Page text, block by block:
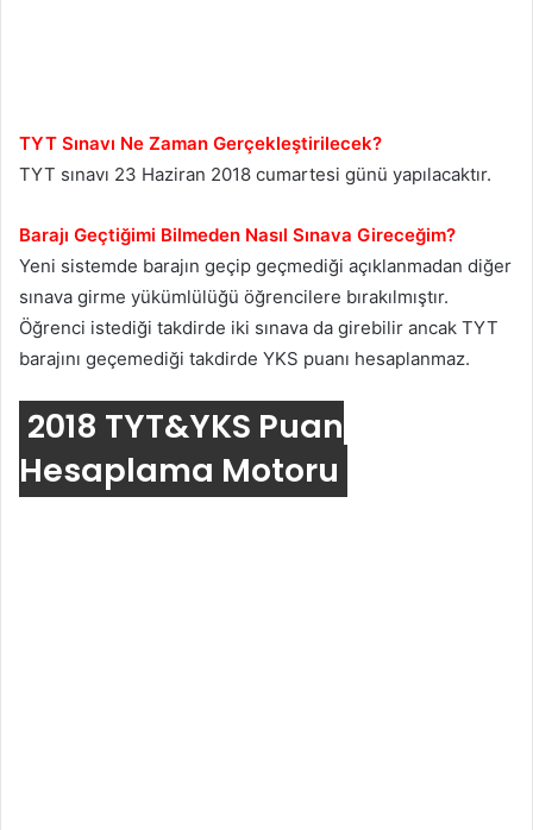
TYT Sınavı Ne Zaman Gerçekleştirilecek?
TYT sınavı 23 Haziran 2018 cumartesi günü yapılacaktır.
Barajı Geçtiğimi Bilmeden Nasıl Sınava Gireceğim?
Yeni sistemde barajın geçip geçmediği açıklanmadan diğer
sınava girme yükümlülüğü öğrencilere bırakılmıştır.
Öğrenci istediği takdirde iki sınava da girebilir ancak TYT
barajını geçemediği takdirde YKS puanı hesaplanmaz.
2018 TYT&YKS Puan
Hesaplama Motoru